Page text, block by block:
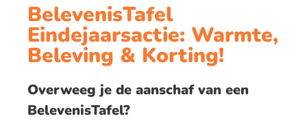
BelevenisTafel
Eindejaarsactie: Warmte,
Beleving & Korting!
Overweeg je de aanschaf van een
BelevenisTafel?